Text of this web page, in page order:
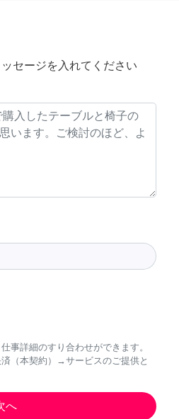
セージを入れてください
事詳細のすり合わせができます。
（本契約）→サービスのご提供と